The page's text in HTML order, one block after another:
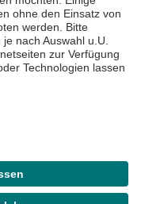
KGaA 2026